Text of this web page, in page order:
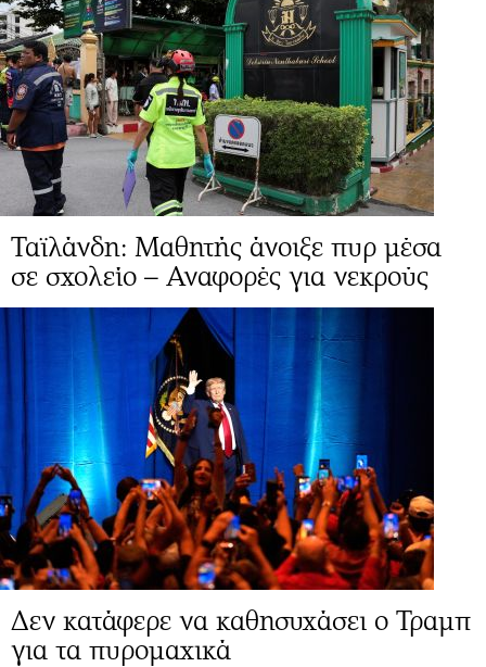
Ταϊλάνδη: Μαθητής άνοιξε πυρ μέσα
σε σχολείο – Αναφορές για νεκρούς
Δεν κατάφερε να καθησυχάσει ο Τραμπ
για τα πυρομαχικά